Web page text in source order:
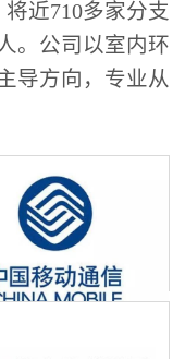
近710多家分支
。公司以室内环
导方向，专业从